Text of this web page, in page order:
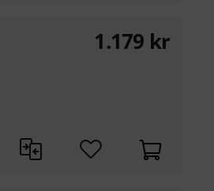
1.179 kr